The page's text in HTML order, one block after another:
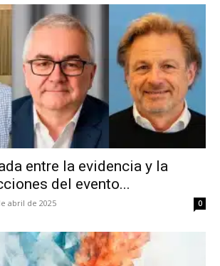
entre la evidencia y la
del evento...
abril de 2025 0